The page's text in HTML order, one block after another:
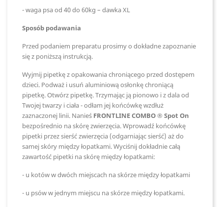
- waga psa od 40 do 60kg – dawka XL
Sposób podawania
Przed podaniem preparatu prosimy o dokładne zapoznanie
się z poniższą instrukcją.
Wyjmij pipetkę z opakowania chroniącego przed dostępem
dzieci. Podważ i usuń aluminiową osłonkę chroniącą
pipetkę. Otwórz pipetkę. Trzymając ją pionowo i z dala od
Twojej twarzy i ciała - odłam jej końcówkę wzdłuż
zaznaczonej linii. Nanieś FRONTLINE COMBO ® Spot On
bezpośrednio na skórę zwierzęcia. Wprowadź końcówkę
pipetki przez sierść zwierzęcia (odgarniając sierść) aż do
samej skóry między łopatkami. Wyciśnij dokładnie całą
zawartość pipetki na skórę między łopatkami:
- u kotów w dwóch miejscach na skórze między łopatkami
- u psów w jednym miejscu na skórze między łopatkami.